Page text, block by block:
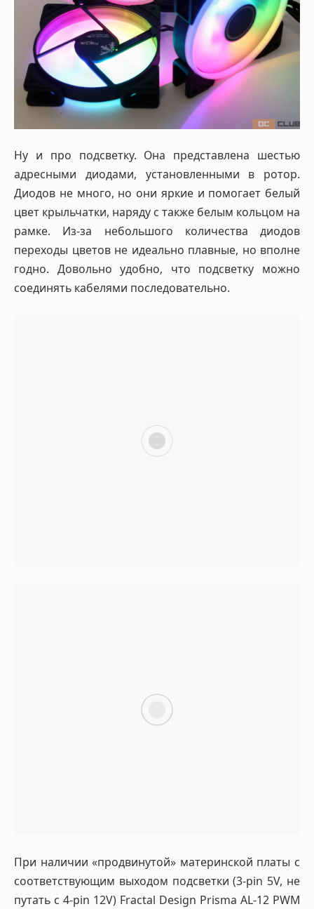
Ну и про подсветку. Она представлена шестью
адресными диодами, установленными в ротор.
Диодов не много, но они яркие и помогает белый
цвет крыльчатки, наряду с также белым кольцом на
рамке. Из-за небольшого количества диодов
переходы цветов не идеально плавные, но вполне
годно. Довольно удобно, что подсветку можно
соединять кабелями последовательно.
При наличии «продвинутой» материнской платы с
соответствующим выходом подсветки (3-pin 5V, не
путать с 4-pin 12V) Fractal Design Prisma AL-12 PWM